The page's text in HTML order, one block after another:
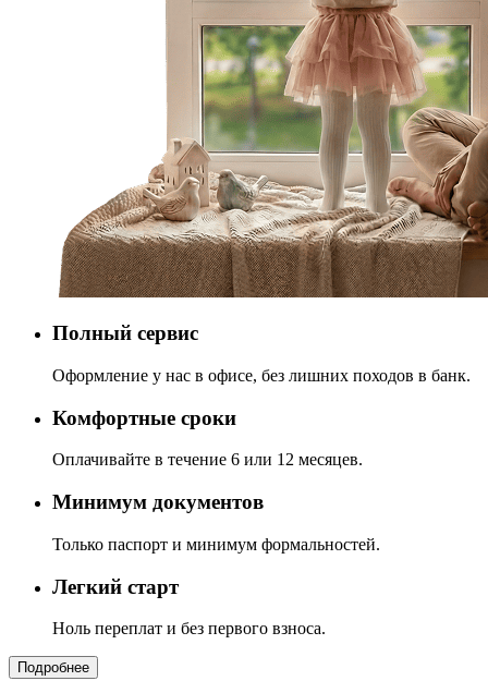
Полный сервис
Оформление у нас в офисе, без лишних походов в банк.
Комфортные сроки
Оплачивайте в течение 6 или 12 месяцев.
Минимум документов
Только паспорт и минимум формальностей.
Легкий старт
Ноль переплат и без первого взноса.
Подробнее